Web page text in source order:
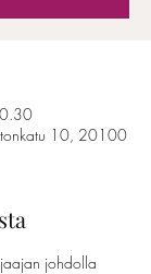
10, 20100
johdolla